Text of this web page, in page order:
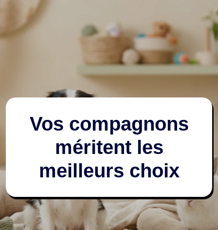
Vos compagnons
méritent les
meilleurs choix